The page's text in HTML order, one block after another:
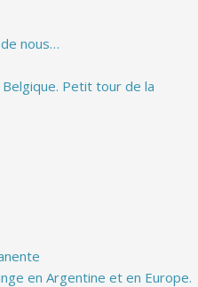
nous…
Petit tour de la
en Argentine et en Europe.